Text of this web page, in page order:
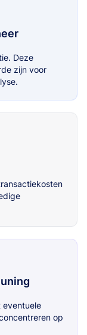
Deze
zijn voor
eventuele
op